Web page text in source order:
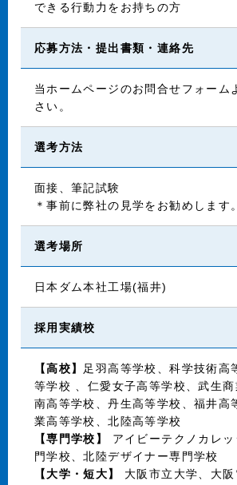
できる行動力をお持ちの方
応募方法・提出書類・連絡先
当ホームページのお問合せフォーム
さい。
選考方法
面接、筆記試験
＊事前に弊社の見学をお勧めします。
選考場所
日本ダム本社工場(福井)
採用実績校
【高校】 足羽高等学校、科学技術高
等学校 、仁愛女子高等学校、武生
南高等学校、丹生高等学校、福井高
業高等学校、北陸高等学校
【専門学校】
アイビーテクノカレ
門学校、北陸デザイナー専門学校
【大学・短大】
大阪市立大学、大阪